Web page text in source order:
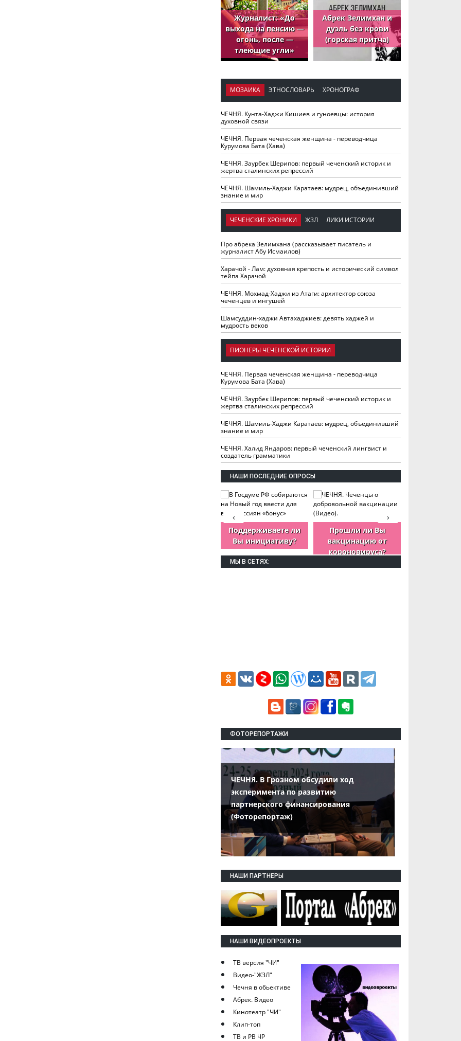
Журналист: «До
выхода на пенсию —
огонь, после —
тлеющие угли»
Абрек Зелимхан и
дуэль без крови
(горская притча)
МОЗАИКА ЭТНОСЛОВАРЬ ХРОНОГРАФ
ЧЕЧНЯ. Кунта-Хаджи Кишиев и гуноевцы: история
духовной связи
ЧЕЧНЯ. Первая чеченская женщина - переводчица
Курумова Бата (Хава)
ЧЕЧНЯ. Заурбек Шерипов: первый чеченский историк и
жертва сталинских репрессий
ЧЕЧНЯ. Шамиль-Хаджи Каратаев: мудрец, объединивший
знание и мир
ЧЕЧЕНСКИЕ ХРОНИКИ ЖЗЛ ЛИКИ ИСТОРИИ
Про абрека Зелимхана (рассказывает писатель и
журналист Абу Исмаилов)
Харачой - Лам: духовная крепость и исторический символ
тейпа Харачой
ЧЕЧНЯ. Мохмад-Хаджи из Атаги: архитектор союза
чеченцев и ингушей
Шамсуддин-хаджи Автахаджиев: девять хаджей и
мудрость веков
ПИОНЕРЫ ЧЕЧЕНСКОЙ ИСТОРИИ
ЧЕЧНЯ. Первая чеченская женщина - переводчица
Курумова Бата (Хава)
ЧЕЧНЯ. Заурбек Шерипов: первый чеченский историк и
жертва сталинских репрессий
ЧЕЧНЯ. Шамиль-Хаджи Каратаев: мудрец, объединивший
знание и мир
ЧЕЧНЯ. Халид Яндаров: первый чеченский лингвист и
создатель грамматики
НАШИ ПОСЛЕДНИЕ ОПРОСЫ
Поддерживаете ли
Вы инициативу?
Прошли ли Вы
вакцинацию от
короновируса?
›
‹
МЫ В СЕТЯХ:
ФОТОРЕПОРТАЖИ
ЧЕЧНЯ. В Грозном обсудили ход
эксперимента по развитию
партнерского финансирования
(Фоторепортаж)
НАШИ ПАРТНЕРЫ
НАШИ ВИДЕОПРОЕКТЫ
ТВ версия "ЧИ"
Видео-"ЖЗЛ"
Чечня в обьективе
Абрек. Видео
Кинотеатр "ЧИ"
Клип-топ
ТВ и РВ ЧР